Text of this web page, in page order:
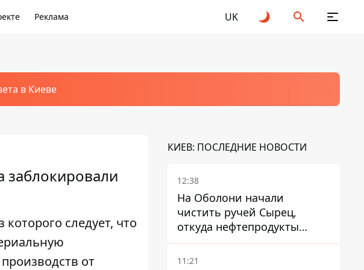
Реклама UK
в Киеве
заблокировали
следует, что
от
КИЕВ: ПОСЛЕДНИЕ НОВОСТИ
12:38
На Оболони начали
чистить ручей Сырец,
откуда нефтепродукты
попадали в озера
11:21